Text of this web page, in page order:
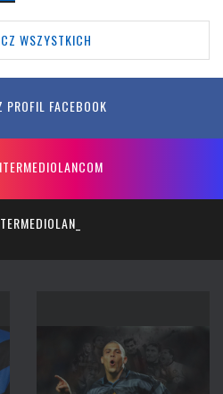
WSZYSTKICH
PROFIL FACEBOOK